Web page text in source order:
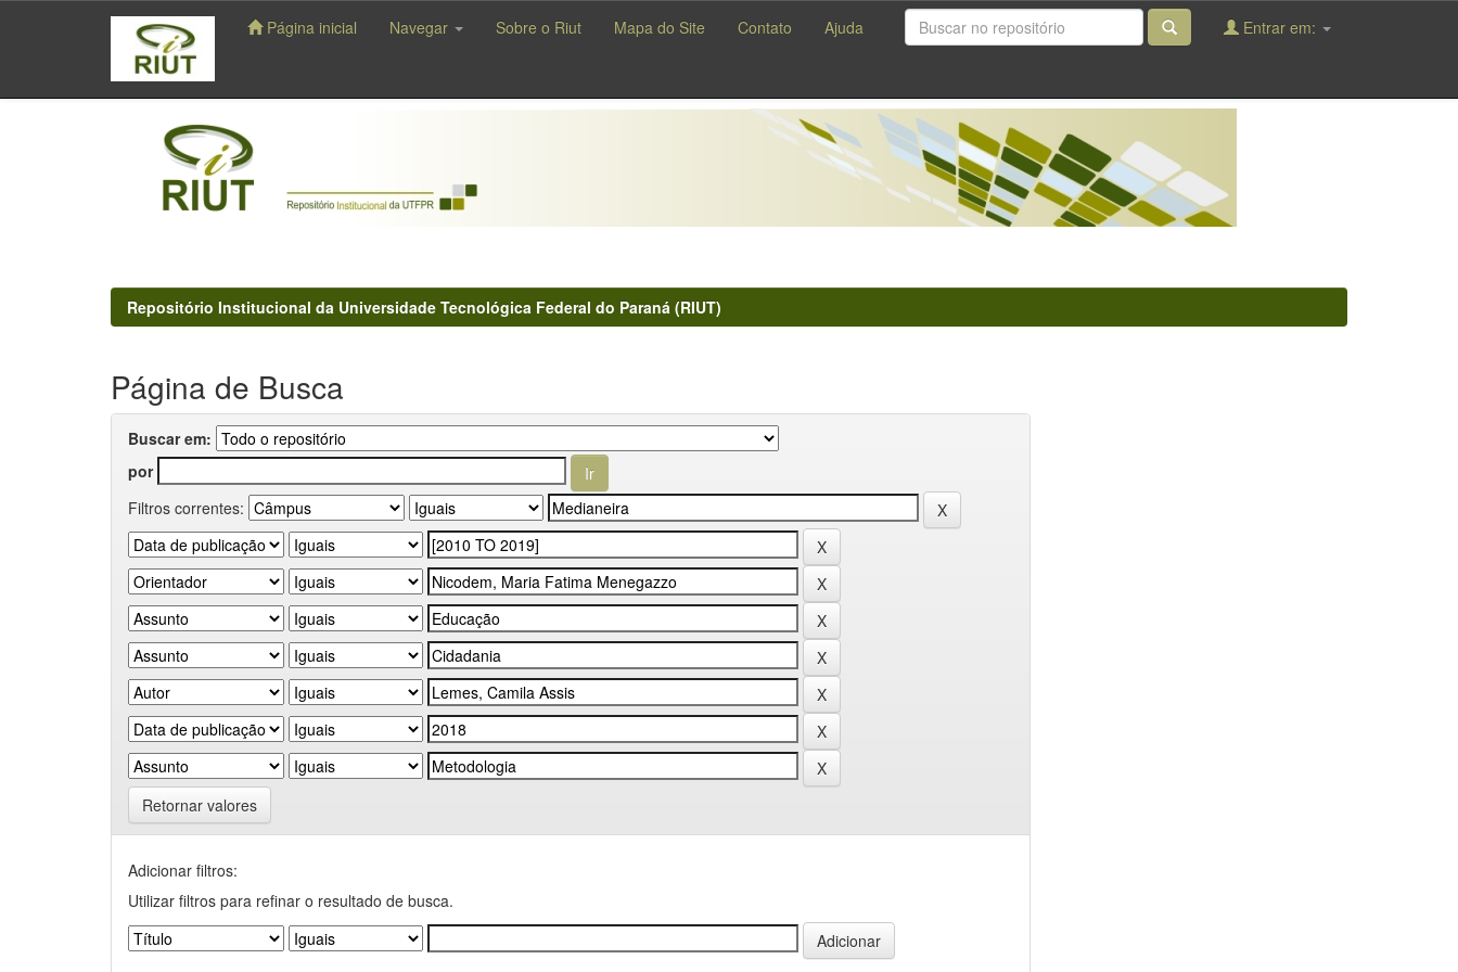
navigation
Página inicial Navegar Sobre o Riut Mapa do Site Contato Ajuda Entrar em:
Repositório Institucional da Universidade Tecnológica Federal do Paraná (RIUT)
Página de Busca
Buscar em:
por
Filtros correntes:
Retornar valores
Adicionar filtros:
Utilizar filtros para refinar o resultado de busca.